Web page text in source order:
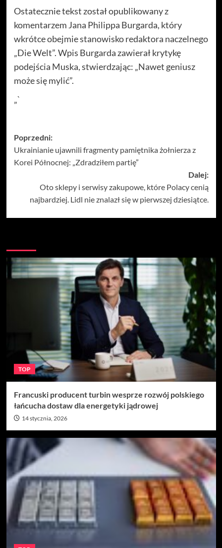
Ostatecznie tekst został opublikowany z
komentarzem Jana Philippa Burgarda, który
wkrótce obejmie stanowisko redaktora naczelnego
„Die Welt”. Wpis Burgarda zawierał krytykę
podejścia Muska, stwierdzając: „Nawet geniusz
może się mylić”.
„`
Zobacz
wpisy
Poprzedni:
Ukrainianie ujawnili fragmenty pamiętnika żołnierza z
Korei Północnej: „Zdradziłem partię”
Dalej:
Oto sklepy i serwisy zakupowe, które Polacy cenią
najbardziej. Lidl nie znalazł się w pierwszej dziesiątce.
TOP
Francuski producent turbin wesprze rozwój polskiego
łańcucha dostaw dla energetyki jądrowej
14 stycznia, 2026